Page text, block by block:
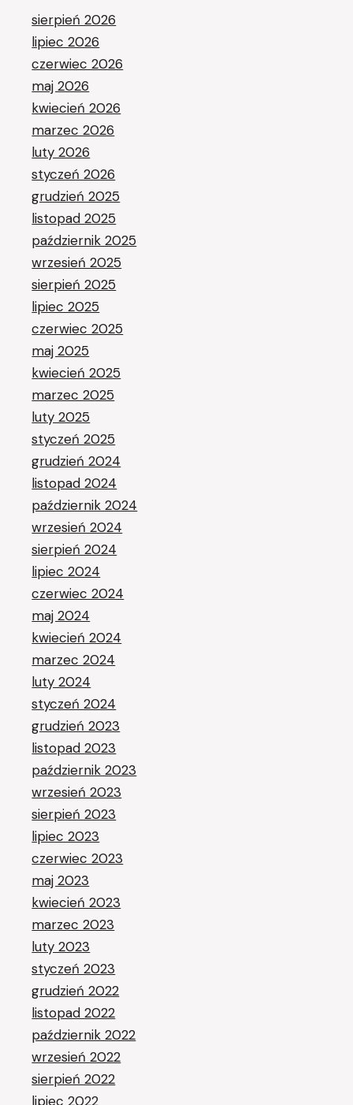
sierpień 2026
lipiec 2026
czerwiec 2026
maj 2026
kwiecień 2026
marzec 2026
luty 2026
styczeń 2026
grudzień 2025
listopad 2025
październik 2025
wrzesień 2025
sierpień 2025
lipiec 2025
czerwiec 2025
maj 2025
kwiecień 2025
marzec 2025
luty 2025
styczeń 2025
grudzień 2024
listopad 2024
październik 2024
wrzesień 2024
sierpień 2024
lipiec 2024
czerwiec 2024
maj 2024
kwiecień 2024
marzec 2024
luty 2024
styczeń 2024
grudzień 2023
listopad 2023
październik 2023
wrzesień 2023
sierpień 2023
lipiec 2023
czerwiec 2023
maj 2023
kwiecień 2023
marzec 2023
luty 2023
styczeń 2023
grudzień 2022
listopad 2022
październik 2022
wrzesień 2022
sierpień 2022
lipiec 2022